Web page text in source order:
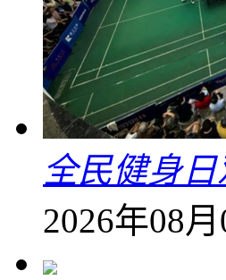
全民健身
2026年08